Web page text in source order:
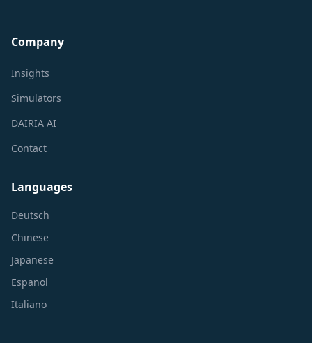
Company
Insights
Simulators
DAIRIA AI
Contact
Languages
Deutsch
Chinese
Japanese
Espanol
Italiano